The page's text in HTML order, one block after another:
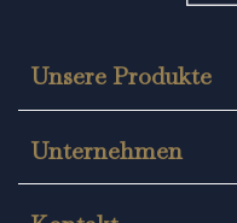
Unsere Produkte
Unternehmen